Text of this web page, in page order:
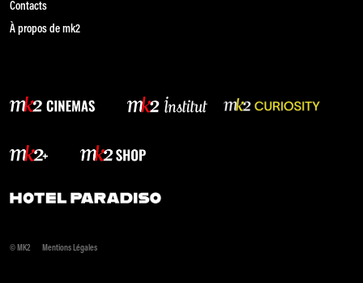
Contacts
À propos de mk2
© MK2 Mentions Légales